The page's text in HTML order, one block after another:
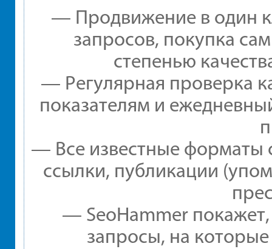
— Продвижение в один
запросов, покупка
степенью
— Регулярная проверка
показателям и
— Все известные форматы
ссылки, публикации
— SeoHammer покажет,
запросы, на